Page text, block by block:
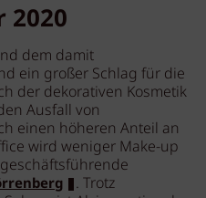
2020
dem damit
ein großer Schlag für die
der dekorativen Kosmetik
Ausfall von
einen höheren Anteil an
wird weniger Make-up
. Trotz